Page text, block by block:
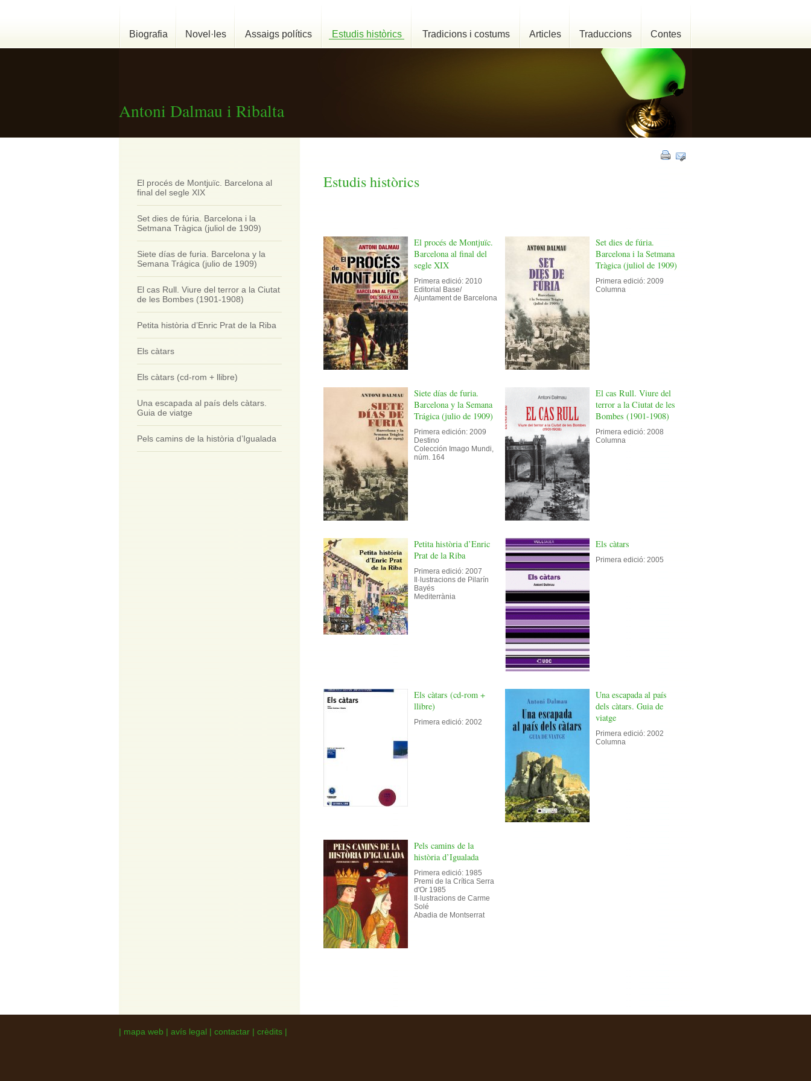
Biografia Novel·les Assaigs polítics Estudis històrics Tradicions i costums Articles Traduccions Contes
Antoni Dalmau i Ribalta
El procés de Montjuïc. Barcelona al
final del segle XIX
Set dies de fúria. Barcelona i la
Setmana Tràgica (juliol de 1909)
Siete días de furia. Barcelona y la
Semana Trágica (julio de 1909)
El cas Rull. Viure del terror a la Ciutat
de les Bombes (1901-1908)
Petita història d’Enric Prat de la Riba
Els càtars
Els càtars (cd-rom + llibre)
Una escapada al país dels càtars.
Guia de viatge
Pels camins de la història d’Igualada
Estudis històrics
El procés de Montjuïc.
Barcelona al final del
segle XIX
Primera edició: 2010
Editorial Base/
Ajuntament de Barcelona
Set dies de fúria.
Barcelona i la Setmana
Tràgica (juliol de 1909)
Primera edició: 2009
Columna
Siete días de furia.
Barcelona y la Semana
Trágica (julio de 1909)
Primera edición: 2009
Destino
Colección Imago Mundi,
núm. 164
El cas Rull. Viure del
terror a la Ciutat de les
Bombes (1901-1908)
Primera edició: 2008
Columna
Petita història d’Enric
Prat de la Riba
Primera edició: 2007
Il·lustracions de Pilarín
Bayés
Mediterrània
Els càtars
Primera edició: 2005
Els càtars (cd-rom +
llibre)
Primera edició: 2002
Una escapada al país
dels càtars. Guia de
viatge
Primera edició: 2002
Columna
Pels camins de la
història d’Igualada
Primera edició: 1985
Premi de la Crítica Serra
d'Or 1985
Il·lustracions de Carme
Solé
Abadia de Montserrat
| mapa web | avís legal | contactar | crèdits |